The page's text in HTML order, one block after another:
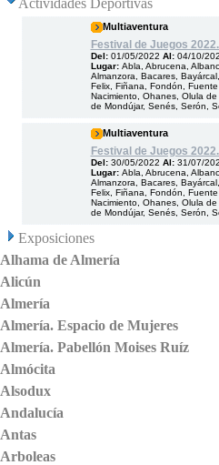
Actividades Deportivas
Multiaventura
Festival de Juegos
Del: 01/05/2022 Al: 04/10/
Lugar: Abla, Abrucena,
Almanzora, Bacares,
Felix, Fiñana, Fondón,
Nacimiento, Ohanes, Olula
de Mondújar, Senés, Serón,
Multiaventura
Festival de Juegos
Del: 30/05/2022 Al: 31/07/
Lugar: Abla, Abrucena,
Almanzora, Bacares,
Felix, Fiñana, Fondón,
Nacimiento, Ohanes, Olula
de Mondújar, Senés, Serón,
Exposiciones
Alhama de Almería
Alicún
Almería
Almería. Espacio de Mujeres
Almería. Pabellón Moises Ruíz
Almócita
Alsodux
Andalucía
Antas
Arboleas